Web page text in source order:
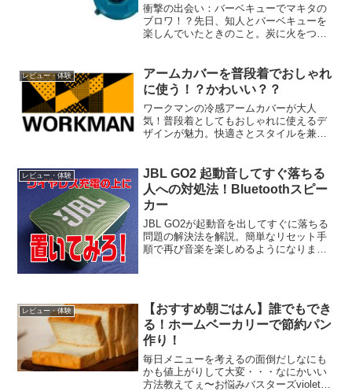
衝撃の出会い：バーベキューでマキタの
ブロワ！？先日、知人とバーベキューを
楽しんでいたときのこと。炭に火をつけ
ってバッグから取り出したのが、マキタ
のブロワ！「え、なにそれ...
レビュー・体験
アームカバーを普段着でおしゃれ
に使う！？かわいい？？
ワークマンの冷感アームカバーが大人
気！普段着としてもおしゃれに使えるデ
ザインが魅力。快適さとスタイルを兼ね
レビュー・体験
JBL GO2 起動音してすぐ落ちる
人への対処法！Bluetoothスピー
カー
JBL GO2が起動音を出してすぐに落ちる
問題の解決法を解説。簡単なリセット手
順で再び音楽を楽しめるようになりま
レビュー・体験
【おすすめ朝ごはん】誰でもでき
る！ホームベーカリーで節約パン
作り！
毎日メニューを考えるの面倒だしなにも
かも値上がりして大変・・・なにかいい
方法教えてぇ〜お悩みバスターズviolet